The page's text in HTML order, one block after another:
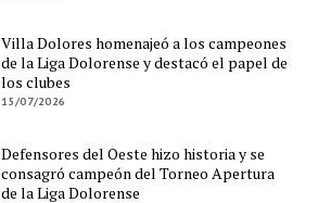
Villa Dolores homenajeó a los campeones
de la Liga Dolorense y destacó el papel de
los clubes
15/07/2026
Defensores del Oeste hizo historia y se
consagró campeón del Torneo Apertura
de la Liga Dolorense